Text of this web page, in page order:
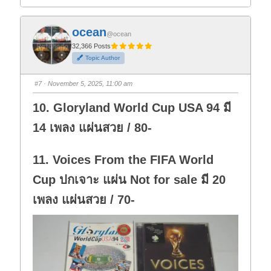
i
k
f
o
r
t
h
u
m
d
o
n
.
i
k
o
r
t
h
u
m
u
p
ocean@ocean
32,366 Posts
Topic Author
#7· November 5, 2025, 11:00 am
10. Gloryland World Cup USA 94 มี
14 เพลง แผ่นสวย / 80-
11. Voices From the FIFA World
Cup ปกเจาะ แผ่น Not for sale มี 20
เพลง แผ่นสวย / 70-